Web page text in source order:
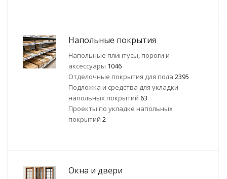
Напольные покрытия
Напольные плинтусы, пороги и
аксессуары 1046
Отделочные покрытия для пола 2395
Подложка и средства для укладки
напольных покрытий 63
Проекты по укладке напольных
покрытий 2
Окна и двери